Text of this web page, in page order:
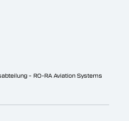
– RO-RA Aviation Systems